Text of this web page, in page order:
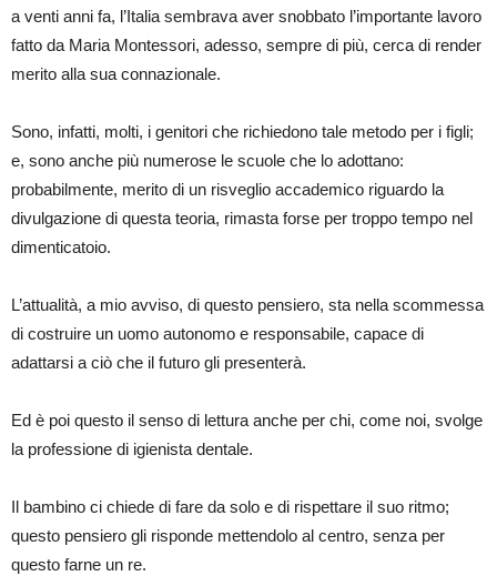
a venti anni fa, l’Italia sembrava aver snobbato l’importante lavoro
fatto da Maria Montessori, adesso, sempre di più, cerca di render
merito alla sua connazionale.
Sono, infatti, molti, i genitori che richiedono tale metodo per i figli;
e, sono anche più numerose le scuole che lo adottano:
probabilmente, merito di un risveglio accademico riguardo la
divulgazione di questa teoria, rimasta forse per troppo tempo nel
dimenticatoio.
L’attualità, a mio avviso, di questo pensiero, sta nella scommessa
di costruire un uomo autonomo e responsabile, capace di
adattarsi a ciò che il futuro gli presenterà.
Ed è poi questo il senso di lettura anche per chi, come noi, svolge
la professione di igienista dentale.
Il bambino ci chiede di fare da solo e di rispettare il suo ritmo;
questo pensiero gli risponde mettendolo al centro, senza per
questo farne un re.